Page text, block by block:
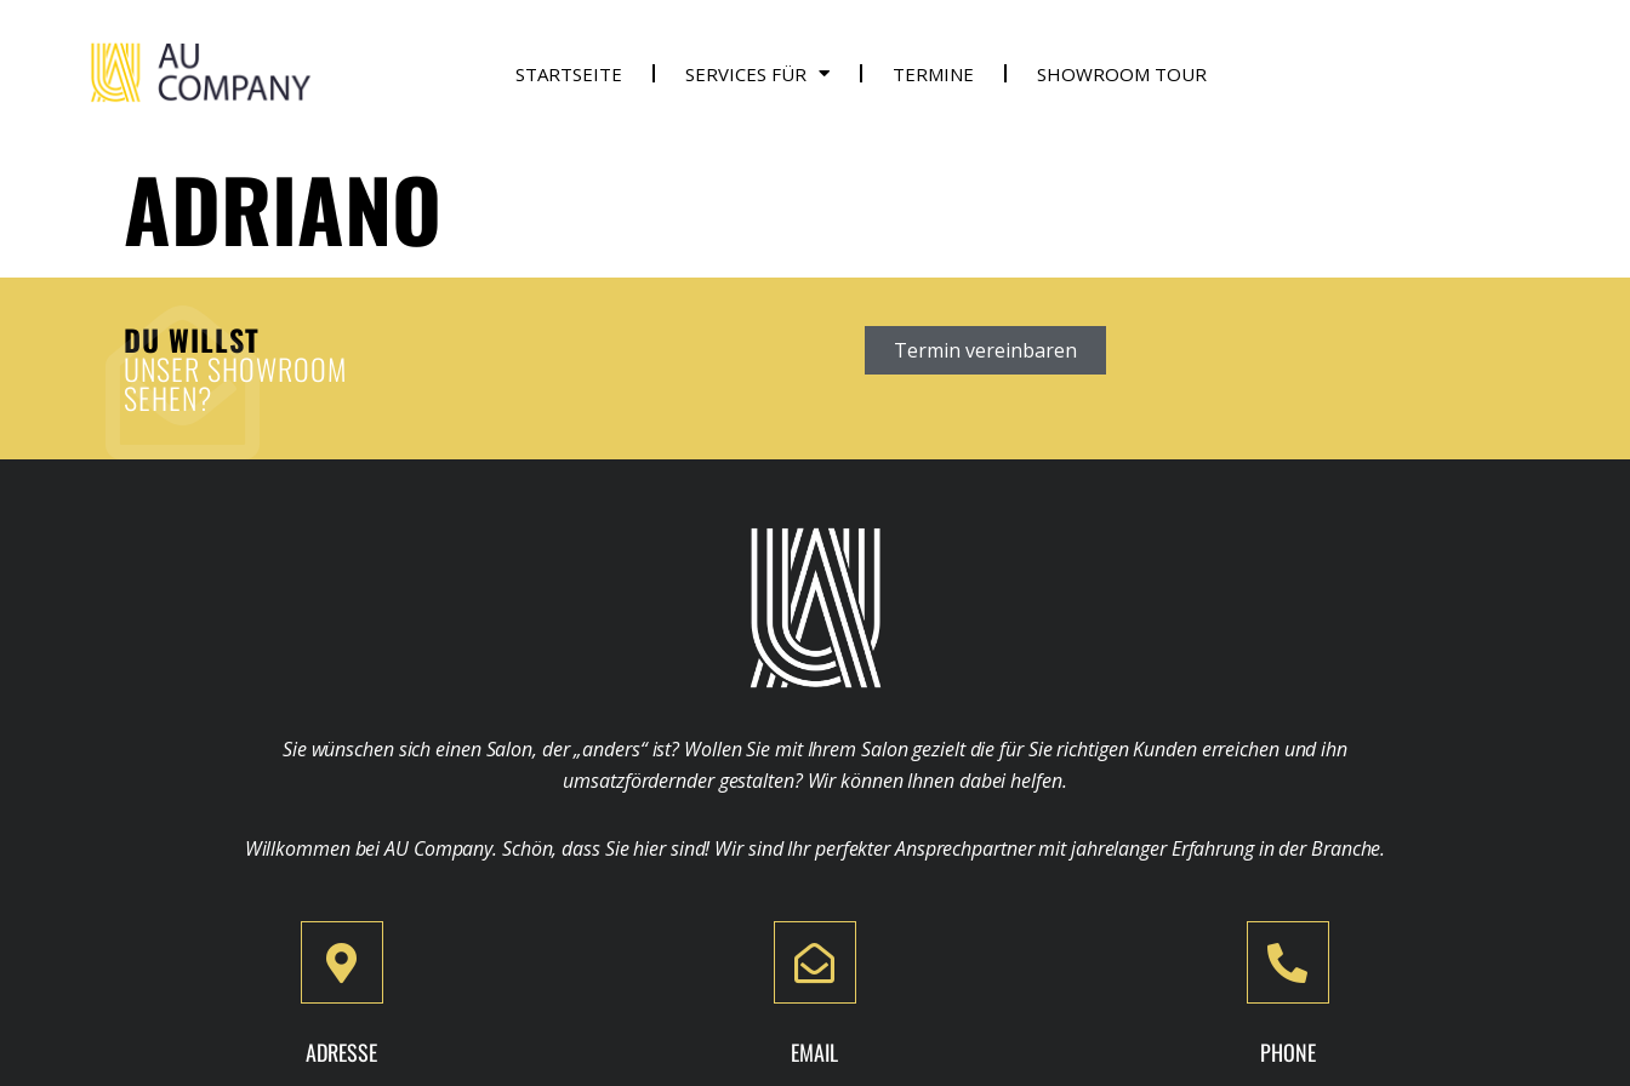
STARTSEITE SERVICES FÜR TERMINE SHOWROOM TOUR
ADRIANO
DU WILLST
UNSER SHOWROOM
SEHEN?
Termin vereinbaren
Sie wünschen sich einen Salon, der „anders“ ist? Wollen Sie mit Ihrem Salon gezielt die für Sie richtigen Kunden erreichen und ihn
umsatzfördernder gestalten? Wir können Ihnen dabei helfen.
Willkommen bei AU Company. Schön, dass Sie hier sind! Wir sind Ihr perfekter Ansprechpartner mit jahrelanger Erfahrung in der Branche.
ADRESSE EMAIL PHONE